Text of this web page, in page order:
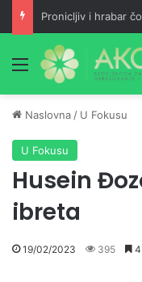
Meni
Naslovna / U Fokusu
U Fokusu
Husein
ibreta
19/02/2023 395